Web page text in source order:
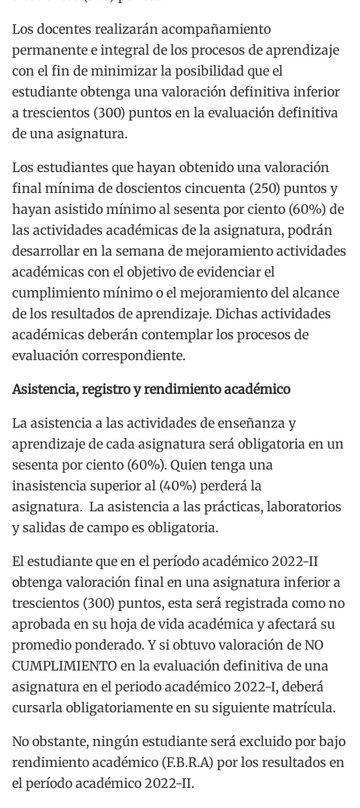
Los docentes realizarán acompañamiento
permanente e integral de los procesos de aprendizaje
con el fin de minimizar la posibilidad que el
estudiante obtenga una valoración definitiva inferior
a trescientos (300) puntos en la evaluación definitiva
de una asignatura.
Los estudiantes que hayan obtenido una valoración
final mínima de doscientos cincuenta (250) puntos y
hayan asistido mínimo al sesenta por ciento (60%) de
las actividades académicas de la asignatura, podrán
desarrollar en la semana de mejoramiento actividades
académicas con el objetivo de evidenciar el
cumplimiento mínimo o el mejoramiento del alcance
de los resultados de aprendizaje. Dichas actividades
académicas deberán contemplar los procesos de
evaluación correspondiente.
Asistencia, registro y rendimiento académico
La asistencia a las actividades de enseñanza y
aprendizaje de cada asignatura será obligatoria en un
sesenta por ciento (60%). Quien tenga una
inasistencia superior al (40%) perderá la
asignatura. La asistencia a las prácticas, laboratorios
y salidas de campo es obligatoria.
El estudiante que en el período académico 2022-II
obtenga valoración final en una asignatura inferior a
trescientos (300) puntos, esta será registrada como no
aprobada en su hoja de vida académica y afectará su
promedio ponderado. Y si obtuvo valoración de NO
CUMPLIMIENTO en la evaluación definitiva de una
asignatura en el periodo académico 2022-I, deberá
cursarla obligatoriamente en su siguiente matrícula.
No obstante, ningún estudiante será excluido por bajo
rendimiento académico (F.B.R.A) por los resultados en
el período académico 2022-II.